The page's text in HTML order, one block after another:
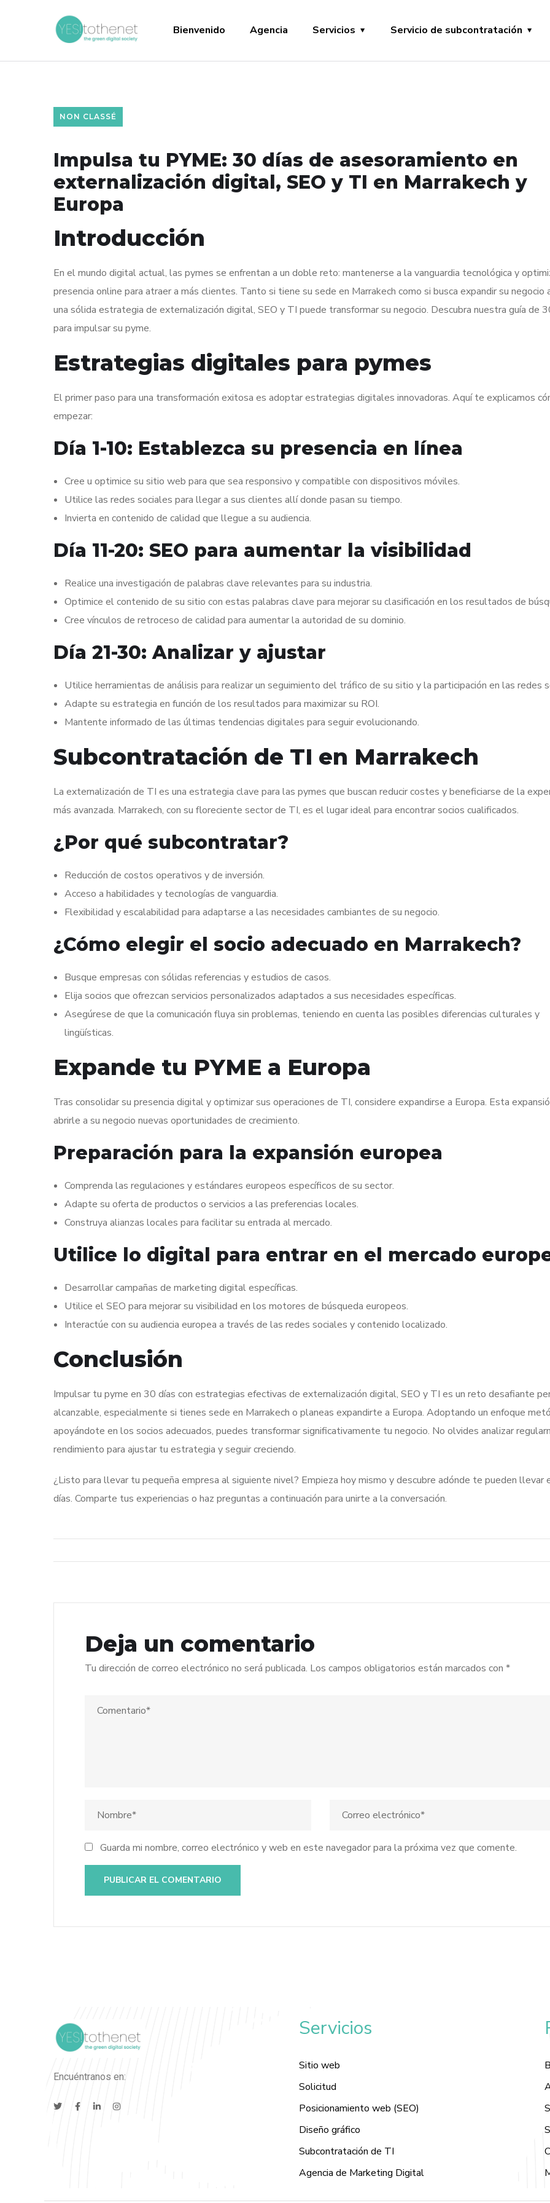
Bienvenido Agencia Servicios Servicio de subcontratación
NON CLASSÉ
Impulsa tu PYME: 30 días de asesoramiento en
externalización digital, SEO y TI en Marrakech y
Europa
Introducción
En el mundo digital actual, las pymes se enfrentan a un doble reto: mantenerse a la vanguardia tecnológica y
presencia online para atraer a más clientes. Tanto si tiene su sede en Marrakech como si busca expandir su negocio
una sólida estrategia de externalización digital, SEO y TI puede transformar su negocio. Descubra nuestra guía de
para impulsar su pyme.
Estrategias digitales para pymes
El primer paso para una transformación exitosa es adoptar estrategias digitales innovadoras. Aquí te explicamos
empezar:
Día 1-10: Establezca su presencia en línea
Cree u optimice su sitio web para que sea responsivo y compatible con dispositivos móviles.
Utilice las redes sociales para llegar a sus clientes allí donde pasan su tiempo.
Invierta en contenido de calidad que llegue a su audiencia.
Día 11-20: SEO para aumentar la visibilidad
Realice una investigación de palabras clave relevantes para su industria.
Optimice el contenido de su sitio con estas palabras clave para mejorar su clasificación en los resultados de
Cree vínculos de retroceso de calidad para aumentar la autoridad de su dominio.
Día 21-30: Analizar y ajustar
Utilice herramientas de análisis para realizar un seguimiento del tráfico de su sitio y la participación en las redes
Adapte su estrategia en función de los resultados para maximizar su ROI.
Mantente informado de las últimas tendencias digitales para seguir evolucionando.
Subcontratación de TI en Marrakech
La externalización de TI es una estrategia clave para las pymes que buscan reducir costes y beneficiarse de la
más avanzada. Marrakech, con su floreciente sector de TI, es el lugar ideal para encontrar socios cualificados.
¿Por qué subcontratar?
Reducción de costos operativos y de inversión.
Acceso a habilidades y tecnologías de vanguardia.
Flexibilidad y escalabilidad para adaptarse a las necesidades cambiantes de su negocio.
¿Cómo elegir el socio adecuado en Marrakech?
Busque empresas con sólidas referencias y estudios de casos.
Elija socios que ofrezcan servicios personalizados adaptados a sus necesidades específicas.
Asegúrese de que la comunicación fluya sin problemas, teniendo en cuenta las posibles diferencias culturales y
lingüísticas.
Expande tu PYME a Europa
Tras consolidar su presencia digital y optimizar sus operaciones de TI, considere expandirse a Europa. Esta
abrirle a su negocio nuevas oportunidades de crecimiento.
Preparación para la expansión europea
Comprenda las regulaciones y estándares europeos específicos de su sector.
Adapte su oferta de productos o servicios a las preferencias locales.
Construya alianzas locales para facilitar su entrada al mercado.
Utilice lo digital para entrar en el mercado
Desarrollar campañas de marketing digital específicas.
Utilice el SEO para mejorar su visibilidad en los motores de búsqueda europeos.
Interactúe con su audiencia europea a través de las redes sociales y contenido localizado.
Conclusión
Impulsar tu pyme en 30 días con estrategias efectivas de externalización digital, SEO y TI es un reto desafiante
alcanzable, especialmente si tienes sede en Marrakech o planeas expandirte a Europa. Adoptando un enfoque
apoyándote en los socios adecuados, puedes transformar significativamente tu negocio. No olvides analizar
rendimiento para ajustar tu estrategia y seguir creciendo.
¿Listo para llevar tu pequeña empresa al siguiente nivel? Empieza hoy mismo y descubre adónde te pueden llevar
días. Comparte tus experiencias o haz preguntas a continuación para unirte a la conversación.
Deja un comentario
Tu dirección de correo electrónico no será publicada. Los campos obligatorios están marcados con *
Guarda mi nombre, correo electrónico y web en este navegador para la próxima vez que comente.
Encuéntranos en:
Servicios
Sitio web
Solicitud
Posicionamiento web (SEO)
Diseño gráfico
Subcontratación de TI
Agencia de Marketing Digital